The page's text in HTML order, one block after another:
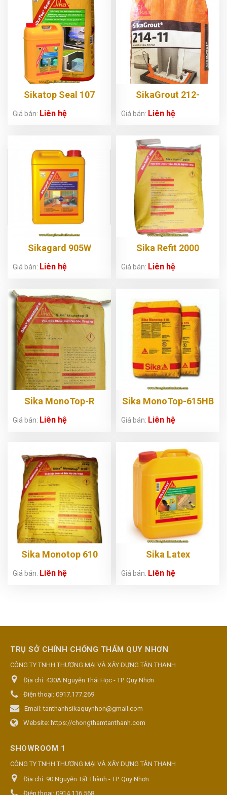
Sikatop Seal 107
Giá bán: Liên hệ
SikaGrout 212-
Giá bán: Liên hệ
Sikagard 905W
Giá bán: Liên hệ
Sika Refit 2000
Giá bán: Liên hệ
Sika MonoTop-R
Giá bán: Liên hệ
Sika MonoTop-615HB
Giá bán: Liên hệ
Sika Monotop 610
Giá bán: Liên hệ
Sika Latex
Giá bán: Liên hệ
TRỤ SỞ CHÍNH CHỐNG THẤM QUY NHƠN
CÔNG TY TNHH THƯƠNG MẠI VÀ XÂY DỰNG TÂN THANH
Địa chỉ: 430A Nguyễn Thái Học - TP. Quy Nhơn
Điện thoại: 0917.177.269
Email:tanthanhsikaquynhon@gmail.com
Website: https://chongthamtanthanh.com
SHOWROOM 1
CÔNG TY TNHH THƯƠNG MẠI VÀ XÂY DỰNG TÂN THANH
Địa chỉ: 90 Nguyễn Tất Thành - TP. Quy Nhơn
Điện thoại: 0914.116.568